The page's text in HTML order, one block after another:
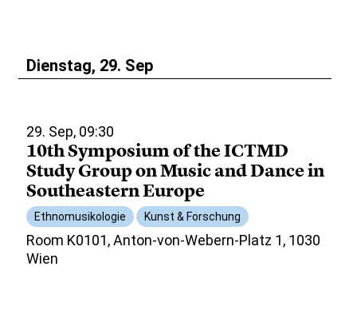
Dienstag, 29. Sep
29. Sep, 09:30
10th Symposium of the ICTMD
Study Group on Music and Dance in
Southeastern Europe
Ethnomusikologie Kunst & Forschung
Room K0101, Anton-von-Webern-Platz 1, 1030
Wien